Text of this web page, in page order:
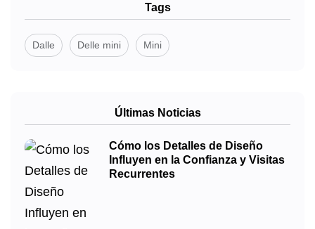
Tags
Dalle Delle mini Mini
Últimas Noticias
Cómo los Detalles de Diseño
Influyen en la Confianza y Visitas
Recurrentes